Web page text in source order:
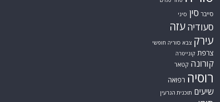
סייבר סין סיני
סעודיה עזה
עירק צבא סוריה חופשי
צרפת קונייטרה
קורונה קטאר
רוסיה רפואה
שיעים תוכנית הגרעין